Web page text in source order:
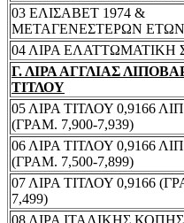
03 ΕΛΙΣΑΒΕΤ 1974 &
ΜΕΤΑΓΕΝΕΣΤΕΡΩΝ ΕΤΩΝ
04 ΛΙΡΑ
Γ. ΛΙΡΑ ΑΓΓΛΙΑΣ
ΤΙΤΛΟΥ
05 ΛΙΡΑ ΤΙΤΛΟΥ 0,9166
(ΓΡΑΜ. 7,900-7,939)
06 ΛΙΡΑ ΤΙΤΛΟΥ 0,9166
(ΓΡΑΜ. 7,500-7,899)
07 ΛΙΡΑ ΤΙΤΛΟΥ 0,9166
7,499)
08 ΛΙΡΑ ΙΤΑΛΙΚΗΣ